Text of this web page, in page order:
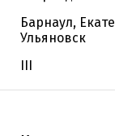
Барнаул,
Ульяновск
III